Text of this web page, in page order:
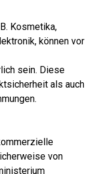
Kosmetika,
können vor
sein. Diese
als auch
von